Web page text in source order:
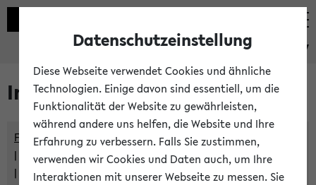
eKVV
Im eKVV verwaltete Räume
Freie Räume und Veranstaltungsüberschneidungen
Raumüberschneidungen
Hinweise der zentralen Raumvergabe
Datenschutzeinstellung
Diese Webseite verwendet Cookies und ähnliche
Technologien. Einige davon sind essentiell, um die
Funktionalität der Website zu gewährleisten,
während andere uns helfen, die Website und Ihre
Erfahrung zu verbessern. Falls Sie zustimmen,
verwenden wir Cookies und Daten auch, um Ihre
Interaktionen mit unserer Webseite zu messen. Sie